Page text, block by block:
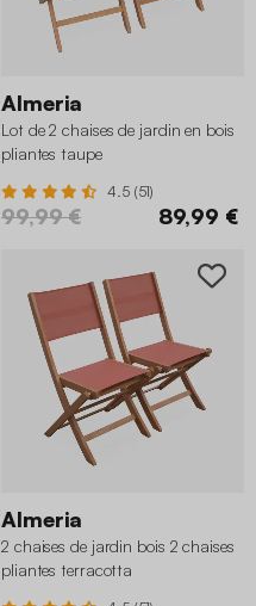
Almeria
Lot de 2 chaises de jardin en bois
pliantes taupe
4.5 (51)
99,99 € 89,99 €
Almeria
2 chaises de jardin bois 2 chaises
pliantes terracotta